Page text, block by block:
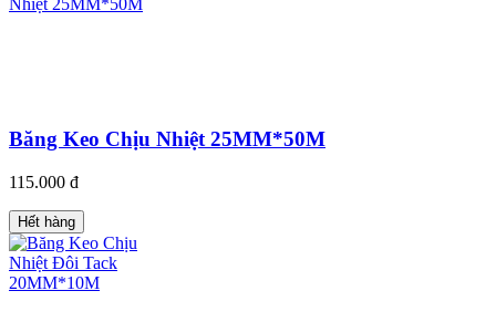
Băng Keo Chịu Nhiệt 25MM*50M
115.000 đ
Hết hàng